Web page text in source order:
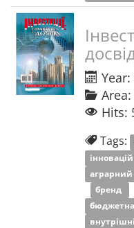
Area:
Hits:
Tags:
аграрний
бренд